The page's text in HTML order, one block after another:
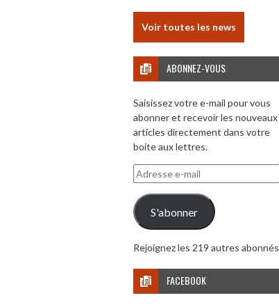
Voir toutes les news
ABONNEZ-VOUS
Saisissez votre e-mail pour vous
abonner et recevoir les nouveaux
articles directement dans votre
boite aux lettres.
Adresse
e-
mail
S'abonner
Rejoignez les 219 autres abonnés
FACEBOOK